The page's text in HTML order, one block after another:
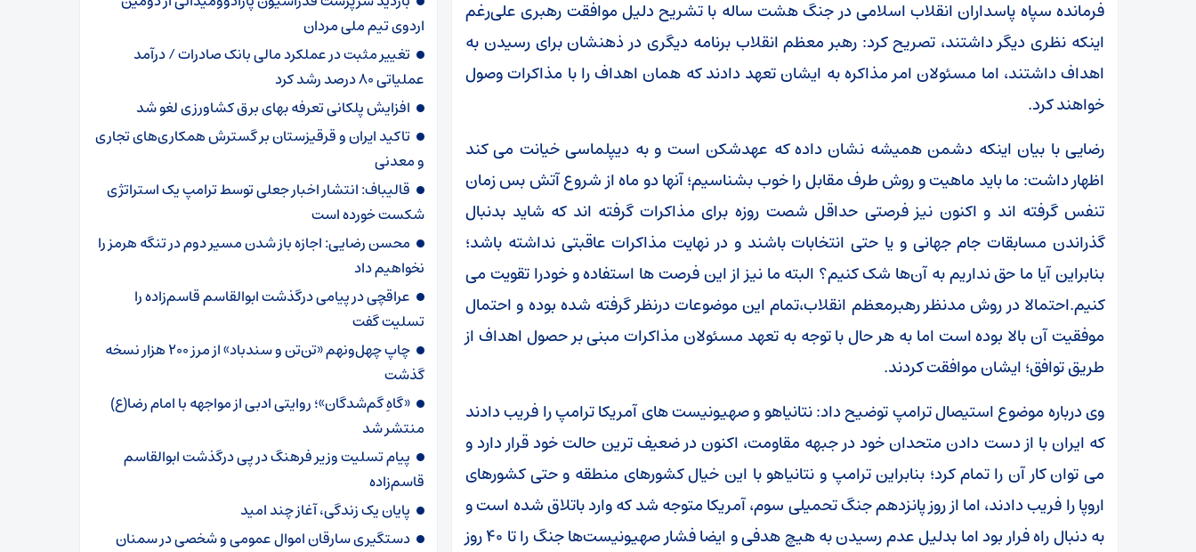
فرمانده سپاه پاسداران انقلاب اسلامی در جنگ هشت ساله با تشریح دلیل موافقت رهبری علی‌رغم
اینکه نظری دیگر داشتند، تصریح کرد: رهبر معظم انقلاب برنامه دیگری در ذهنشان برای رسیدن به
اهداف داشتند، اما مسئولان امر مذاکره به ایشان تعهد دادند که همان اهداف را با مذاکرات وصول
خواهند کرد.
رضایی با بیان اینکه دشمن همیشه نشان داده که عهدشکن است و به دیپلماسی خیانت می کند
اظهار داشت: ما باید ماهیت و روش طرف مقابل را خوب بشناسیم؛ آنها دو ماه از شروع آتش بس زمان
تنفس گرفته اند و اکنون نیز فرصتی حداقل شصت روزه برای مذاکرات گرفته اند که شاید بدنبال
گذراندن مسابقات جام جهانی و یا حتی انتخابات باشند و در نهایت مذاکرات عاقبتی نداشته باشد؛
بنابراین آیا ما حق نداریم به آن‌ها شک کنیم؟ البته ما نیز از این فرصت ها استفاده و خودرا تقویت می
کنیم.احتمالا در روش مدنظر رهبرمعظم انقلاب،تمام این موضوعات درنظر گرفته شده بوده و احتمال
موفقیت آن بالا بوده است اما به هر حال با توجه به تعهد مسئولان مذاکرات مبنی بر حصول اهداف از
طریق توافق؛ ایشان موافقت کردند.
وی درباره موضوع استیصال ترامپ توضیح داد: نتانیاهو و صهیونیست های آمریکا ترامپ را فریب دادند
که ایران با از دست دادن متحدان خود در جبهه مقاومت، اکنون در ضعیف ترین حالت خود قرار دارد و
می توان کار آن را تمام کرد؛ بنابراین ترامپ و نتانیاهو با این خیال کشورهای منطقه و حتی کشورهای
اروپا را فریب دادند، اما از روز پانزدهم جنگ تحمیلی سوم، آمریکا متوجه شد که وارد باتلاق شده است و
به دنبال راه فرار بود اما بدلیل عدم رسیدن به هیچ هدفی و ایضا فشار صهیونیست‌ها جنگ را تا ۴۰ روز
اردوی تیم ملی مردان
تغییر مثبت در عملکرد مالی بانک صادرات / درآمد
عملیاتی ۸۰ درصد رشد کرد
افزایش پلکانی تعرفه بهای برق کشاورزی لغو شد
تاکید ایران و قرقیزستان بر گسترش همکاری‌های تجاری
و معدنی
قالیباف: انتشار اخبار جعلی توسط ترامپ یک استراتژی
شکست خورده است
محسن رضایی: اجازه باز شدن مسیر دوم در تنگه هرمز را
نخواهیم داد
عراقچی در پیامی درگذشت ابوالقاسم قاسم‌زاده را
تسلیت گفت
چاپ چهل‌ونهم «تن‌تن و سندباد» از مرز ۲۰۰ هزار نسخه
گذشت
«گاهِ گم‌شدگان»؛ روایتی ادبی از مواجهه با امام رضا(ع)
منتشر شد
پیام تسلیت وزیر فرهنگ در پی درگذشت ابوالقاسم
قاسم‌زاده
پایان یک زندگی، آغاز چند امید
دستگیری سارقان اموال عمومی و شخصی در سمنان